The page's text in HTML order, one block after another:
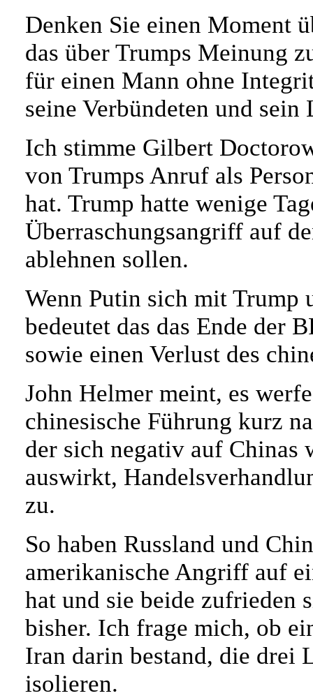
Denken Sie einen Moment
das über Trumps Meinung
für einen Mann ohne
seine Verbündeten und
Ich stimme Gilbert
von Trumps Anruf als
hat. Trump hatte wenige
Überraschungsangriff auf
ablehnen sollen.
Wenn Putin sich mit Trump
bedeutet das das Ende der
sowie einen Verlust des
John Helmer meint, es
chinesische Führung kurz
der sich negativ auf
auswirkt,
zu.
So haben Russland und
amerikanische Angriff auf
hat und sie beide zufrieden
bisher. Ich frage mich, ob
Iran darin bestand, die drei
isolieren.